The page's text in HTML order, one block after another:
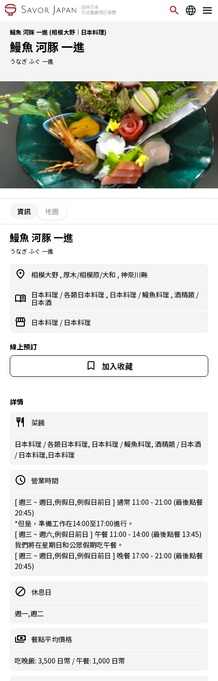
鰻魚 河豚 一進 (相模大野｜日本料理)
鰻魚 河豚 一進
うなぎ ふぐ 一進
資訊 地圖
鰻魚 河豚 一進
うなぎ ふぐ 一進
相模大野 , 厚木/相模原/大和 , 神奈川縣
日本料理 /各類日本料理 , 日本料理 /鰻魚料理 , 酒精類 /
日本酒
日本料理 / 日本料理
線上預訂
加入收藏
詳情
菜餚
日本料理 / 各類日本料理, 日本料理 / 鰻魚料理, 酒精類 / 日本酒
/ 日本料理,日本料理
營業時間
[ 週三 ~ 週日,例假日,例假日前日 ] 通常 11:00 - 21:00 (最後點餐
20:45)
*但是，準備工作在14:00至17:00進行。
[ 週三 ~ 週六,例假日前日 ] 午餐 11:00 - 14:00 (最後點餐 13:45)
我們將在星期日和公眾假期吃午餐。
[ 週三 ~ 週日,例假日,例假日前日 ] 晚餐 17:00 - 21:00 (最後點餐
20:45)
休息日
週一,週二
餐點平均價格
吃晚飯: 3,500 日幣 / 午餐: 1,000 日幣